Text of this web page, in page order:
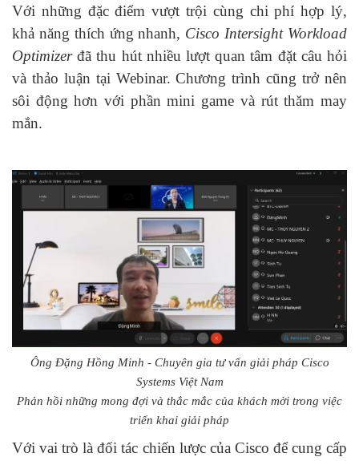
Với những đặc điểm vượt trội cùng chi phí hợp lý,
khả năng thích ứng nhanh, Cisco Intersight Workload
Optimizerđã thu hút nhiều lượt quan tâm đặt câu hỏi
và thảo luận tại Webinar. Chương trình cũng trở nên
sôi động hơn với phần mini game và rút thăm may
mắn.
Ông Đặng Hồng Minh - Chuyên gia tư vấn giải pháp Cisco
Systems Việt Nam
Phản hồi những mong đợi và thắc mắc của khách mời trong việc
triển khai giải pháp
Với vai trò là đối tác chiến lược của Cisco để cung cấp